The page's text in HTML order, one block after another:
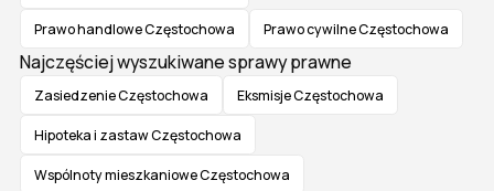
Prawo handlowe Częstochowa Prawo cywilne Częstochowa
Najczęściej wyszukiwane sprawy prawne
Zasiedzenie Częstochowa Eksmisje Częstochowa
Hipoteka i zastaw Częstochowa
Wspólnoty mieszkaniowe Częstochowa